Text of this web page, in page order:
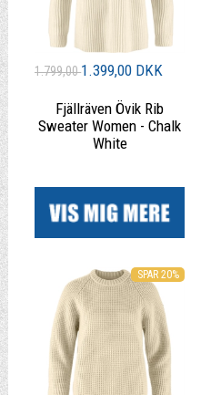
1.799,001.399,00 DKK
Fjällräven Övik Rib
Sweater Women - Chalk
White
SPAR 20%